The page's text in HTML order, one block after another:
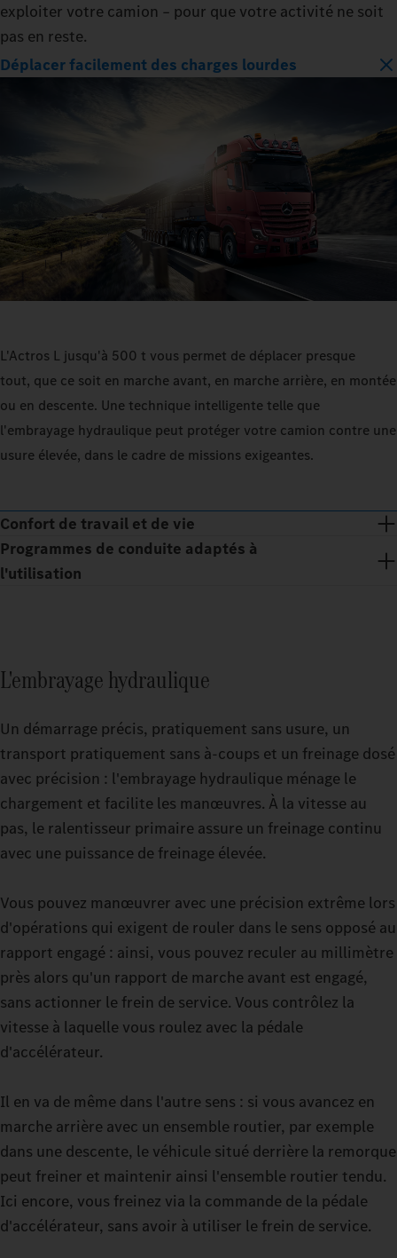
exploiter votre camion – pour que votre activité ne soit
pas en reste.
Déplacer facilement des charges lourdes
L'Actros L jusqu'à 500 t vous permet de déplacer presque
tout, que ce soit en marche avant, en marche arrière, en montée
ou en descente. Une technique intelligente telle que
l'embrayage hydraulique peut protéger votre camion contre une
usure élevée, dans le cadre de missions exigeantes.
Confort de travail et de vie
Des pauses reposantes, même lors de tournées éprouvantes :
avec la cabine GigaSpace et la cabine BigSpace, vous avez le
choix entre deux options spacieuses.
Programmes de conduite adaptés à
l'utilisation
Des modes de conduite sélectionnables vous permettent de
de précision. Que ce soit à vide ou avec une charge élevée sur
un terrain exigeant : réglez votre Actros L jusqu'à 500 t pendant
la conduite exactement sur le mode requis par votre trajet
actuel. Avec ECO, HEAVY ou MANUAL, vous disposez de trois
options. Vous pouvez effectuer des manœuvres délicates grâce
à l'embrayage hydraulique en mode manœuvre : la propulsion
constante vous permet de manœuvrer même avec des charges
démarrage.
L'embrayage hydraulique
Un démarrage précis, pratiquement sans usure, un
transport pratiquement sans à‑coups et un freinage dosé
avec précision : l'embrayage hydraulique ménage le
chargement et facilite les manœuvres. À la vitesse au
pas, le ralentisseur primaire assure un freinage continu
avec une puissance de freinage élevée.
Vous pouvez manœuvrer avec une précision extrême lors
d'opérations qui exigent de rouler dans le sens opposé au
rapport engagé : ainsi, vous pouvez reculer au millimètre
près alors qu'un rapport de marche avant est engagé,
sans actionner le frein de service. Vous contrôlez la
vitesse à laquelle vous roulez avec la pédale
d'accélérateur.
Il en va de même dans l'autre sens : si vous avancez en
marche arrière avec un ensemble routier, par exemple
dans une descente, le véhicule situé derrière la remorque
peut freiner et maintenir ainsi l'ensemble routier tendu.
Ici encore, vous freinez via la commande de la pédale
d'accélérateur, sans avoir à utiliser le frein de service.